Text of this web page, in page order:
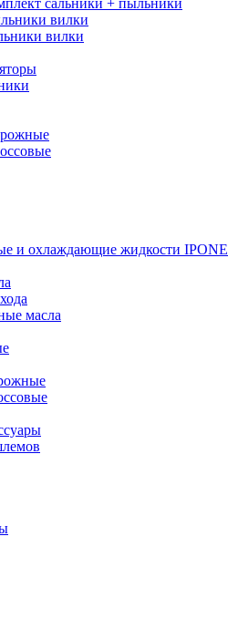
сальники + пыльники
вилки
вилки
и охлаждающие жидкости IPONE
масла